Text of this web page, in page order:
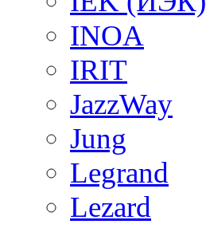
INOA
IRIT
JazzWay
Jung
Legrand
Lezard